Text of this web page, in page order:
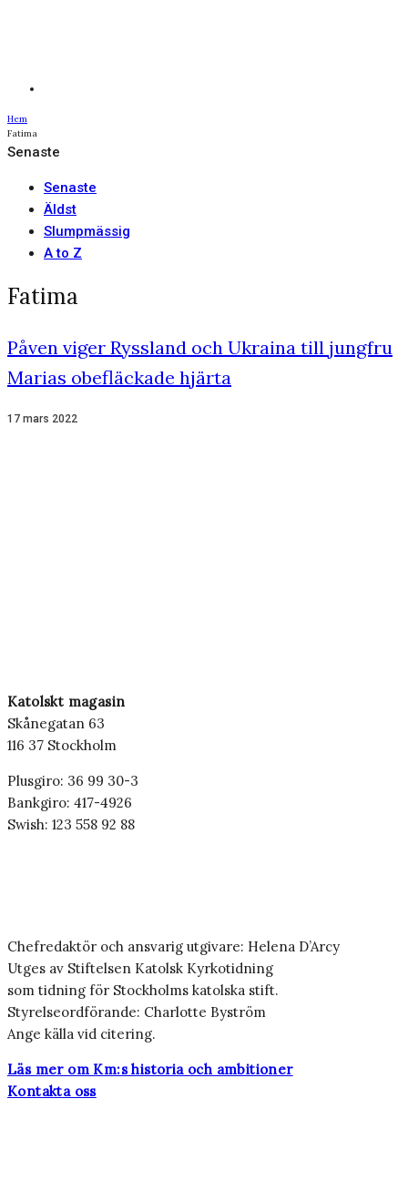
Hem
Fatima
Senaste
Senaste
Äldst
Slumpmässig
A to Z
Fatima
Påven viger Ryssland och Ukraina till jungfru
Marias obefläckade hjärta
17 mars 2022
Katolskt magasin
Skånegatan 63
116 37 Stockholm
Plusgiro: 36 99 30-3
Bankgiro: 417-4926
Swish: 123 558 92 88
Chefredaktör och ansvarig utgivare: Helena D’Arcy
Utges av Stiftelsen Katolsk Kyrkotidning
som tidning för Stockholms katolska stift.
Styrelseordförande: Charlotte Byström
Ange källa vid citering.
Läs mer om Km:s historia och ambitioner
Kontakta oss